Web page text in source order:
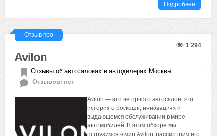
Подробнее
Отзыв про
1 294
Avilon
Отзывы об автосалонах и автодилерах Москвы
Отзывов: нет
Avilon — это не просто автосалон, это
история о роскоши, инновациях и
выдающемся обслуживании в мире
автомобилей. В этом обзоре мы
погрузимся в мир Avilon, рассмотрим его